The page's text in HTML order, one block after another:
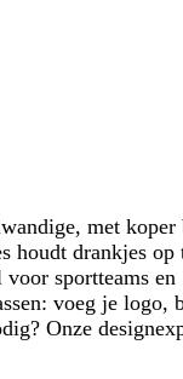
met koper
houdt drankjes op
sportteams en
voeg je logo,
Onze